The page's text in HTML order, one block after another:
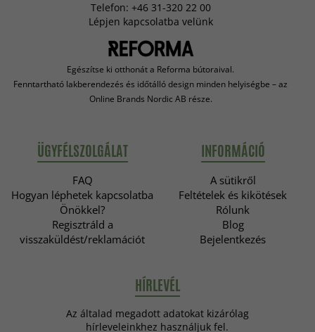
Telefon: +46 31-320 22 00
Lépjen kapcsolatba velünk
Egészítse ki otthonát a Reforma bútoraival.
Fenntartható lakberendezés és időtálló design minden helyiségbe – az
Online Brands Nordic AB része.
ÜGYFÉLSZOLGÁLAT
FAQ
Hogyan léphetek kapcsolatba
Önökkel?
Regisztráld a
visszaküldést/reklamációt
INFORMÁCIÓ
A sütikről
Feltételek és kikötések
Rólunk
Blog
Bejelentkezés
HÍRLEVÉL
Az általad megadott adatokat kizárólag
hírleveleinkhez használjuk fel.